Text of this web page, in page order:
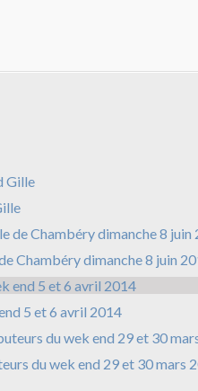
Chambéry dimanche 8 juin
5 et 6 avril 2014
du wek end 29 et 30 mars